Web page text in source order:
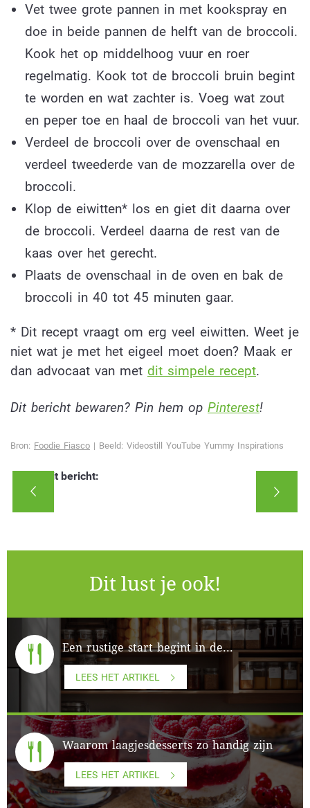
Vet twee grote pannen in met kookspray en
doe in beide pannen de helft van de broccoli.
Kook het op middelhoog vuur en roer
regelmatig. Kook tot de broccoli bruin begint
te worden en wat zachter is. Voeg wat zout
en peper toe en haal de broccoli van het vuur.
Verdeel de broccoli over de ovenschaal en
verdeel tweederde van de mozzarella over de
broccoli.
Klop de eiwitten* los en giet dit daarna over
de broccoli. Verdeel daarna de rest van de
kaas over het gerecht.
Plaats de ovenschaal in de oven en bak de
broccoli in 40 tot 45 minuten gaar.
* Dit recept vraagt om erg veel eiwitten. Weet je
niet wat je met het eigeel moet doen? Maak er
dan advocaat van met dit simpele recept.
Dit bericht bewaren? Pin hem op Pinterest!
Bron: Foodie Fiasco | Beeld: Videostill YouTube Yummy Inspirations
Deel dit bericht:
Dit lust je ook!
Een rustige start begint in de...
LEES HET ARTIKEL
Waarom laagjesdesserts zo handig zijn
LEES HET ARTIKEL